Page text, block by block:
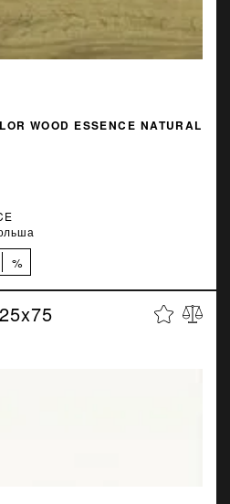
WOOD ESSENCE NATURAL
%
25x75